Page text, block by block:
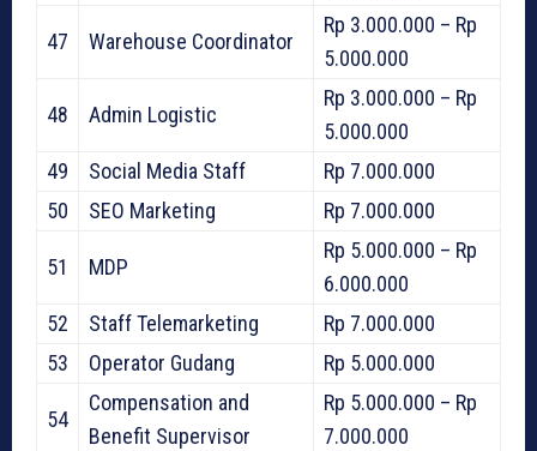
47 Warehouse Coordinator
Rp 3.000.000 – Rp
5.000.000
48 Admin Logistic
Rp 3.000.000 – Rp
5.000.000
49
Social Media Staff
Rp 7.000.000
50
SEO Marketing Rp 7.000.000
51 MDP
Rp 5.000.000 – Rp
6.000.000
52
Staff Telemarketing
Rp 7.000.000
53
Operator Gudang Rp 5.000.000
54
Compensation and
Benefit Supervisor
Rp 5.000.000 – Rp
7.000.000